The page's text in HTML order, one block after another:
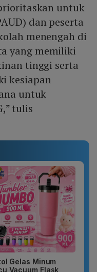
untuk
dan peserta
menengah di
yang memiliki
tinggi serta
kesiapan
untuk
tulis
Gelas Minum
Vacuum Flask